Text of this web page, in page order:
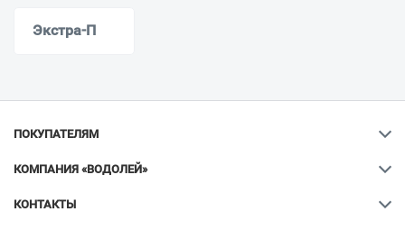
Экстра-П
ПОКУПАТЕЛЯМ
КОМПАНИЯ «ВОДОЛЕЙ»
КОНТАКТЫ